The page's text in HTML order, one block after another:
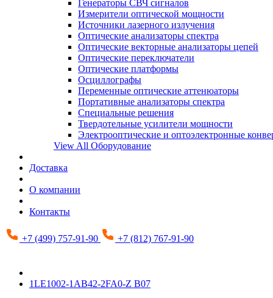
Генераторы СВЧ сигналов
Измерители оптической мощности
Источники лазерного излучения
Оптические анализаторы спектра
Оптические векторные анализаторы цепей
Оптические переключатели
Оптические платформы
Осциллографы
Переменные оптические аттенюаторы
Портативные анализаторы спектра
Специальные решения
Твердотельные усилители мощности
Электрооптические и оптоэлектронные
View All Оборудование
Доставка
О компании
Контакты
+7 (499) 757-91-90 +7 (812) 767-91-90
1LE1002-1AB42-2FA0-Z B07